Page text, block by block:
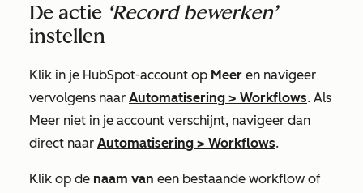
De actie ‘Record bewerken’
instellen
Klik in je HubSpot-account op Meer en navigeer
vervolgens naar Automatisering > Workflows. Als
Meer niet in je account verschijnt, navigeer dan
direct naar Automatisering > Workflows.
Klik op de naam van een bestaande workflow of